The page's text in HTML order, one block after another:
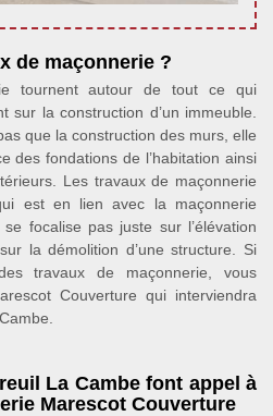
de maçonnerie ?
tournent autour de tout ce qui
sur la construction d’un immeuble.
que la construction des murs, elle
des fondations de l’habitation ainsi
Les travaux de maçonnerie
est en lien avec la maçonnerie
focalise pas juste sur l’élévation
la démolition d’une structure. Si
travaux de maçonnerie, vous
Couverture qui interviendra
La Cambe font appel à
Marescot Couverture